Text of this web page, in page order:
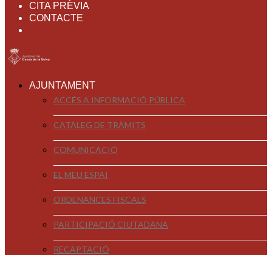
CITA PRÈVIA
CONTACTE
AJUNTAMENT
ACCÉS A INFORMACIÓ PÚBLICA
CATÀLEG DE TRÀMITS
COMUNICACIÓ
EL MEU ESPAI
ORDENANCES FISCALS
PARTICIPACIÓ CIUTADANA
RECAPTACIÓ